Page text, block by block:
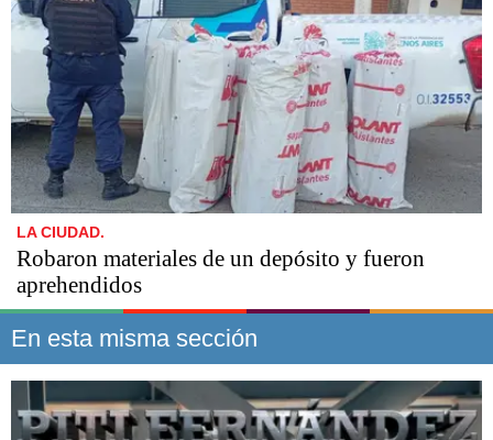
LA CIUDAD.
Robaron materiales de un depósito y fueron
aprehendidos
En esta misma sección